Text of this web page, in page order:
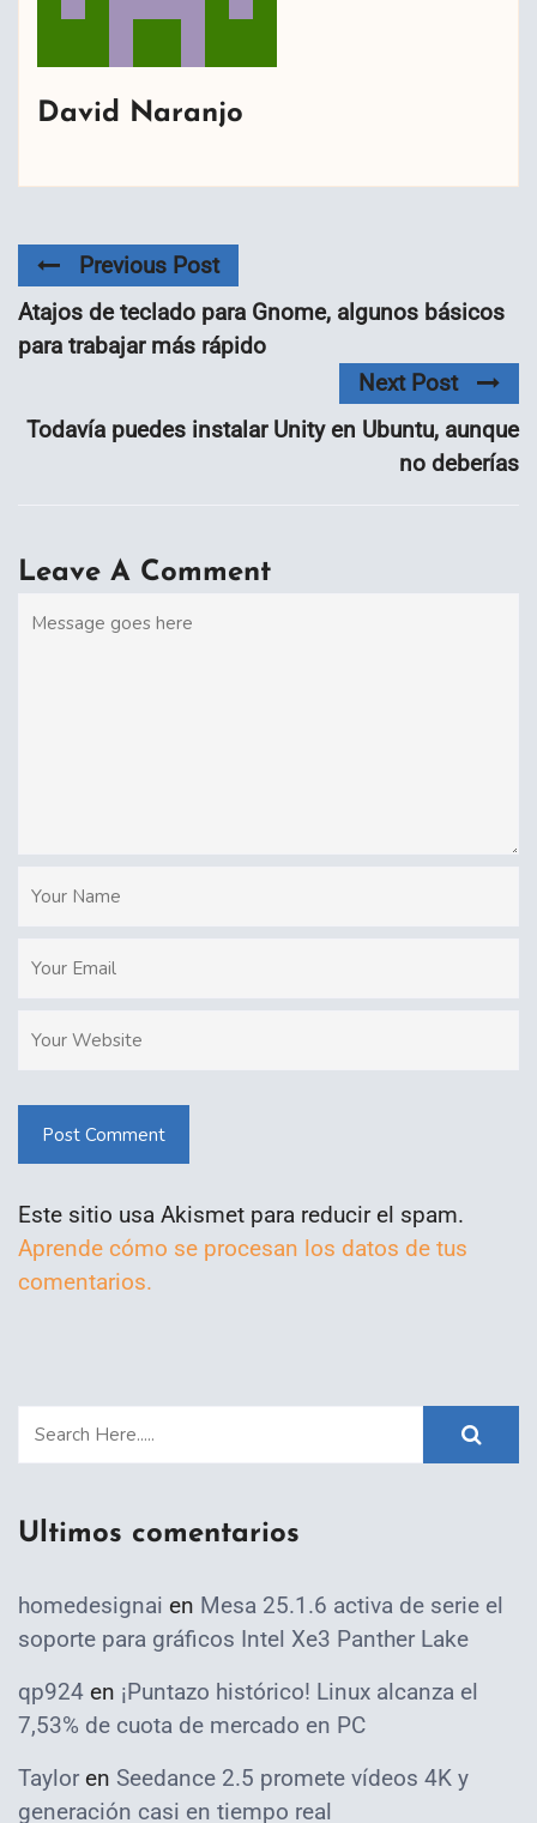
David Naranjo
Previous Post
Atajos de teclado para Gnome, algunos básicos
para trabajar más rápido
Next Post
Todavía puedes instalar Unity en Ubuntu, aunque
no deberías
Leave A Comment
Post Comment
Este sitio usa Akismet para reducir el spam.
Aprende cómo se procesan los datos de tus
comentarios.
Ultimos comentarios
homedesignai en Mesa 25.1.6 activa de serie el
soporte para gráficos Intel Xe3 Panther Lake
qp924 en ¡Puntazo histórico! Linux alcanza el
7,53% de cuota de mercado en PC
Taylor en Seedance 2.5 promete vídeos 4K y
generación casi en tiempo real